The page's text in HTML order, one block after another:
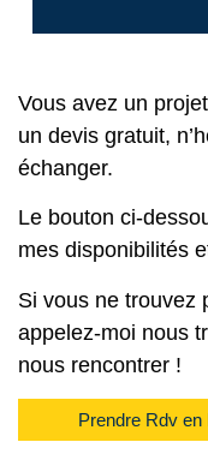
Vous avez un
un devis gratuit,
échanger.
Le bouton ci-
mes disponibilités
Si vous ne trouvez
appelez-moi nous
nous rencontrer !
Prendre Rdv en